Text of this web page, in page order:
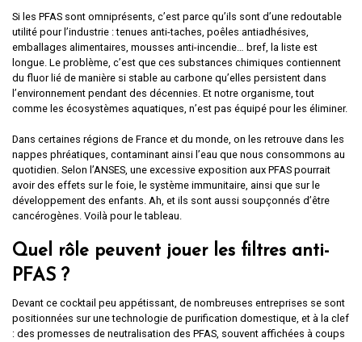
Si les PFAS sont omniprésents, c’est parce qu’ils sont d’une redoutable
utilité pour l’industrie : tenues anti-taches, poêles antiadhésives,
emballages alimentaires, mousses anti-incendie… bref, la liste est
longue. Le problème, c’est que ces substances chimiques contiennent
du fluor lié de manière si stable au carbone qu’elles persistent dans
l’environnement pendant des décennies. Et notre organisme, tout
comme les écosystèmes aquatiques, n’est pas équipé pour les éliminer.
Dans certaines régions de France et du monde, on les retrouve dans les
nappes phréatiques, contaminant ainsi l’eau que nous consommons au
quotidien. Selon l’ANSES, une excessive exposition aux PFAS pourrait
avoir des effets sur le foie, le système immunitaire, ainsi que sur le
développement des enfants. Ah, et ils sont aussi soupçonnés d’être
cancérogènes. Voilà pour le tableau.
Quel rôle peuvent jouer les filtres anti-
PFAS ?
Devant ce cocktail peu appétissant, de nombreuses entreprises se sont
positionnées sur une technologie de purification domestique, et à la clef
: des promesses de neutralisation des PFAS, souvent affichées à coups